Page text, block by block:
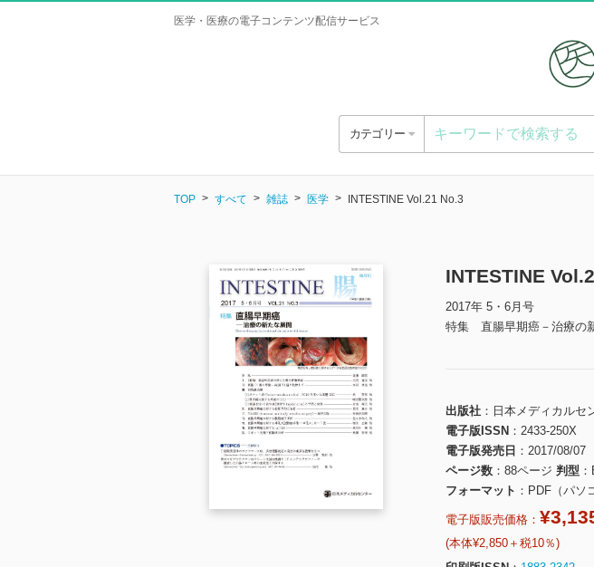
医学・医療の電子コンテンツ配信サービス
カテゴリー
TOP すべて 雑誌 医学 INTESTINE Vol.21 No.3
INTESTINE
2017年 5・6月号
特集 直腸早期癌－治療の
出版社
日本メディカルセ
電子版ISSN
2433-250X
電子版発売日
2017/08/07
ページ数
88ページ 判型
フォーマット
PDF（パソ
電子版販売価格：
(本体¥2,850＋税10％)